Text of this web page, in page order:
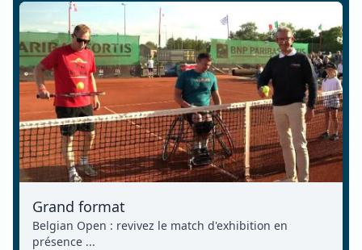
Grand format
Belgian Open : revivez le match d'exhibition en
présence ...